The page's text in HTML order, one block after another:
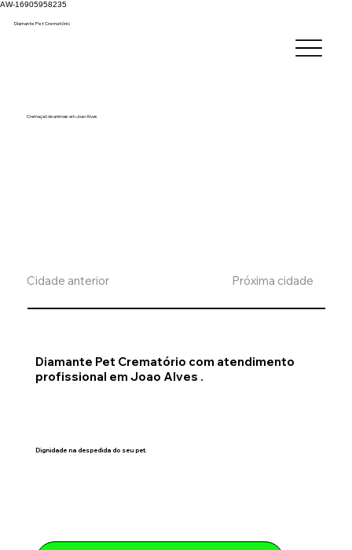
AW-16905958235
Diamante Pet Crematório
Cremaçaõ de animais em Joao Alves
Cidade anterior Próxima cidade
Diamante Pet Crematório com atendimento
profissional em Joao Alves .
Dignidade na despedida do seu pet.